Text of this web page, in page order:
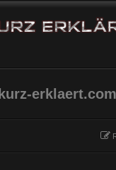
kurz-erklaert.com